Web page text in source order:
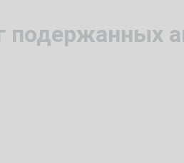
подержанных